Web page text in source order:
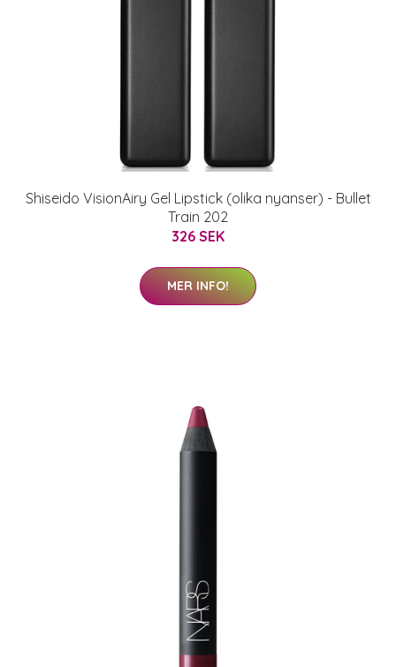
Shiseido VisionAiry Gel Lipstick (olika nyanser) - Bullet
Train 202
326 SEK
MER INFO!